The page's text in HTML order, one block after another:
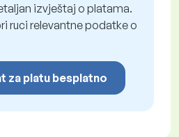
izvještaj o platama.
ruci relevantne podatke o
za platu besplatno